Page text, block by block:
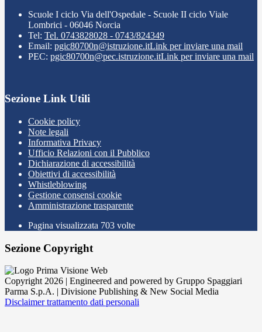
Scuole I ciclo Via dell'Ospedale - Scuole II ciclo Viale
Lombrici - 06046 Norcia
Tel: Tel. 0743828028 - 0743/824349
Email: pgic80700n@istruzione.itLink per inviare una mail
PEC: pgic80700n@pec.istruzione.itLink per inviare una mail
Sezione Link Utili
Cookie policy
Note legali
Informativa Privacy
Ufficio Relazioni con il Pubblico
Dichiarazione di accessibilità
Obiettivi di accessibilità
Whistleblowing
Gestione consensi cookie
Amministrazione trasparente
Pagina visualizzata 703 volte
Sezione Copyright
Copyright 2026 | Engineered and powered by Gruppo Spaggiari
Parma S.p.A. | Divisione Publishing & New Social Media
Disclaimer trattamento dati personali